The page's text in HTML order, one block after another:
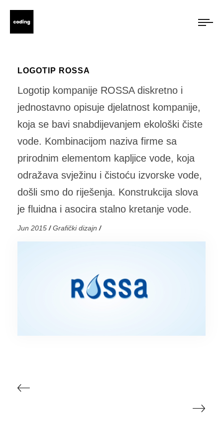
LOGOTIP ROSSA
Logotip kompanije ROSSA diskretno i
jednostavno opisuje djelatnost kompanije,
koja se bavi snabdijevanjem ekološki čiste
vode. Kombinacijom naziva firme sa
prirodnim elementom kapljice vode, koja
odražava svježinu i čistoću izvorske vode,
došli smo do riješenja. Konstrukcija slova
je fluidna i asocira stalno kretanje vode.
Jun 2015 /Grafički dizajn /